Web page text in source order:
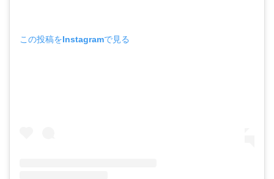
この投稿をInstagramで見る